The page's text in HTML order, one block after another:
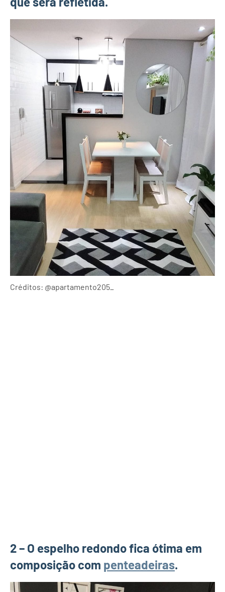
Créditos: @apartamento205_
2 – O espelho redondo fica ótima em
composição com penteadeiras.